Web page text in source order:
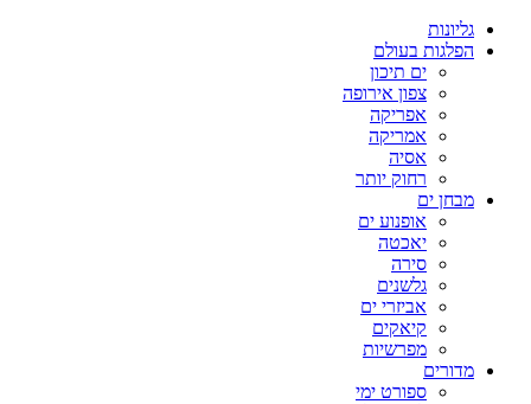
גליונות
הפלגות בעולם
ים תיכון
צפון אירופה
אפריקה
אמריקה
אסיה
רחוק יותר
מבחן ים
אופנוע ים
יאכטה
סירה
גלשנים
אביזרי ים
קיאקים
מפרשיות
מדורים
ספורט ימי